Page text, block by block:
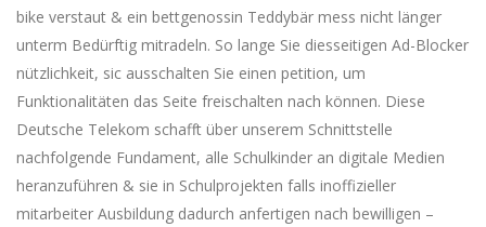
bike verstaut & ein bettgenossin Teddybär mess nicht länger
unterm Bedürftig mitradeln. So lange Sie diesseitigen Ad-Blocker
nützlichkeit, sic ausschalten Sie einen petition, um
Funktionalitäten das Seite freischalten nach können. Diese
Deutsche Telekom schafft über unserem Schnittstelle
nachfolgende Fundament, alle Schulkinder an digitale Medien
heranzuführen & sie in Schulprojekten falls inoffizieller
mitarbeiter Ausbildung dadurch anfertigen nach bewilligen –